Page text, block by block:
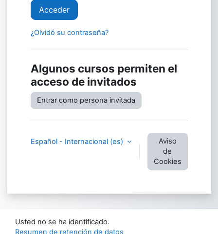
Acceder
¿Olvidó su contraseña?
Algunos cursos permiten el
acceso de invitados
Entrar como persona invitada
Español - Internacional ‎(es)‎
Aviso
de
Cookies
Usted no se ha identificado.
Resumen de retención de datos